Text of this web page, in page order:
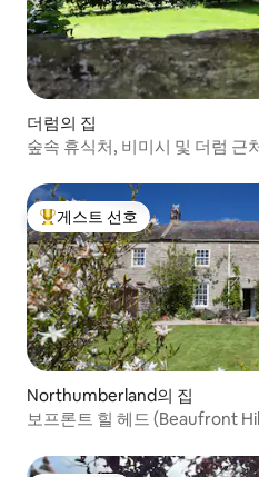
더럼의 집
숲속 휴식처, 비미시 및 더럼 근
상위 게스트 선호
게스트 선호
Northumberland의 집
보프론트 힐 헤드 (Beaufront